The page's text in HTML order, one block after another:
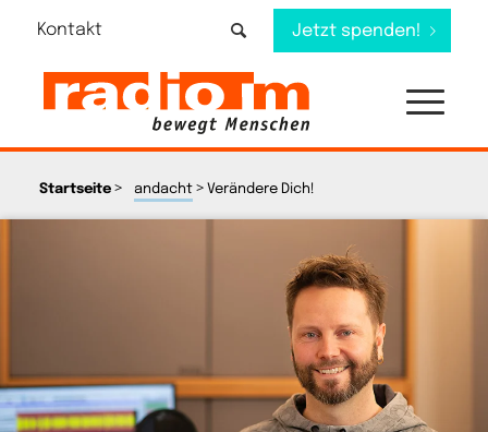
Kontakt Jetzt spenden!
Startseite> andacht> Verändere Dich!